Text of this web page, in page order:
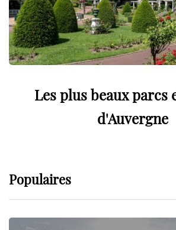
Les plus beaux parcs
d'Auvergne
Populaires